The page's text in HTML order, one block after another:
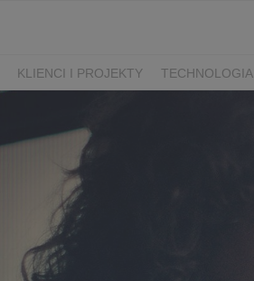
KLIENCI I PROJEKTY TECHNOLOGIA